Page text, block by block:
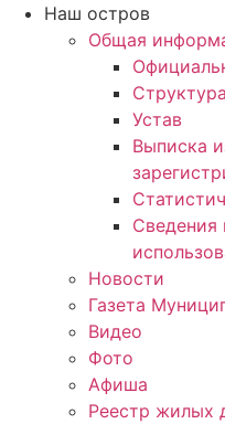
Наш остров
Общая
Устав
Выписка
Сведения
Новости
Газета
Видео
Фото
Афиша
Реестр жилых